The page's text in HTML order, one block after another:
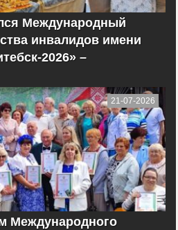
Международный
инвалидов имени
2026» –
21-07-2026
Международного